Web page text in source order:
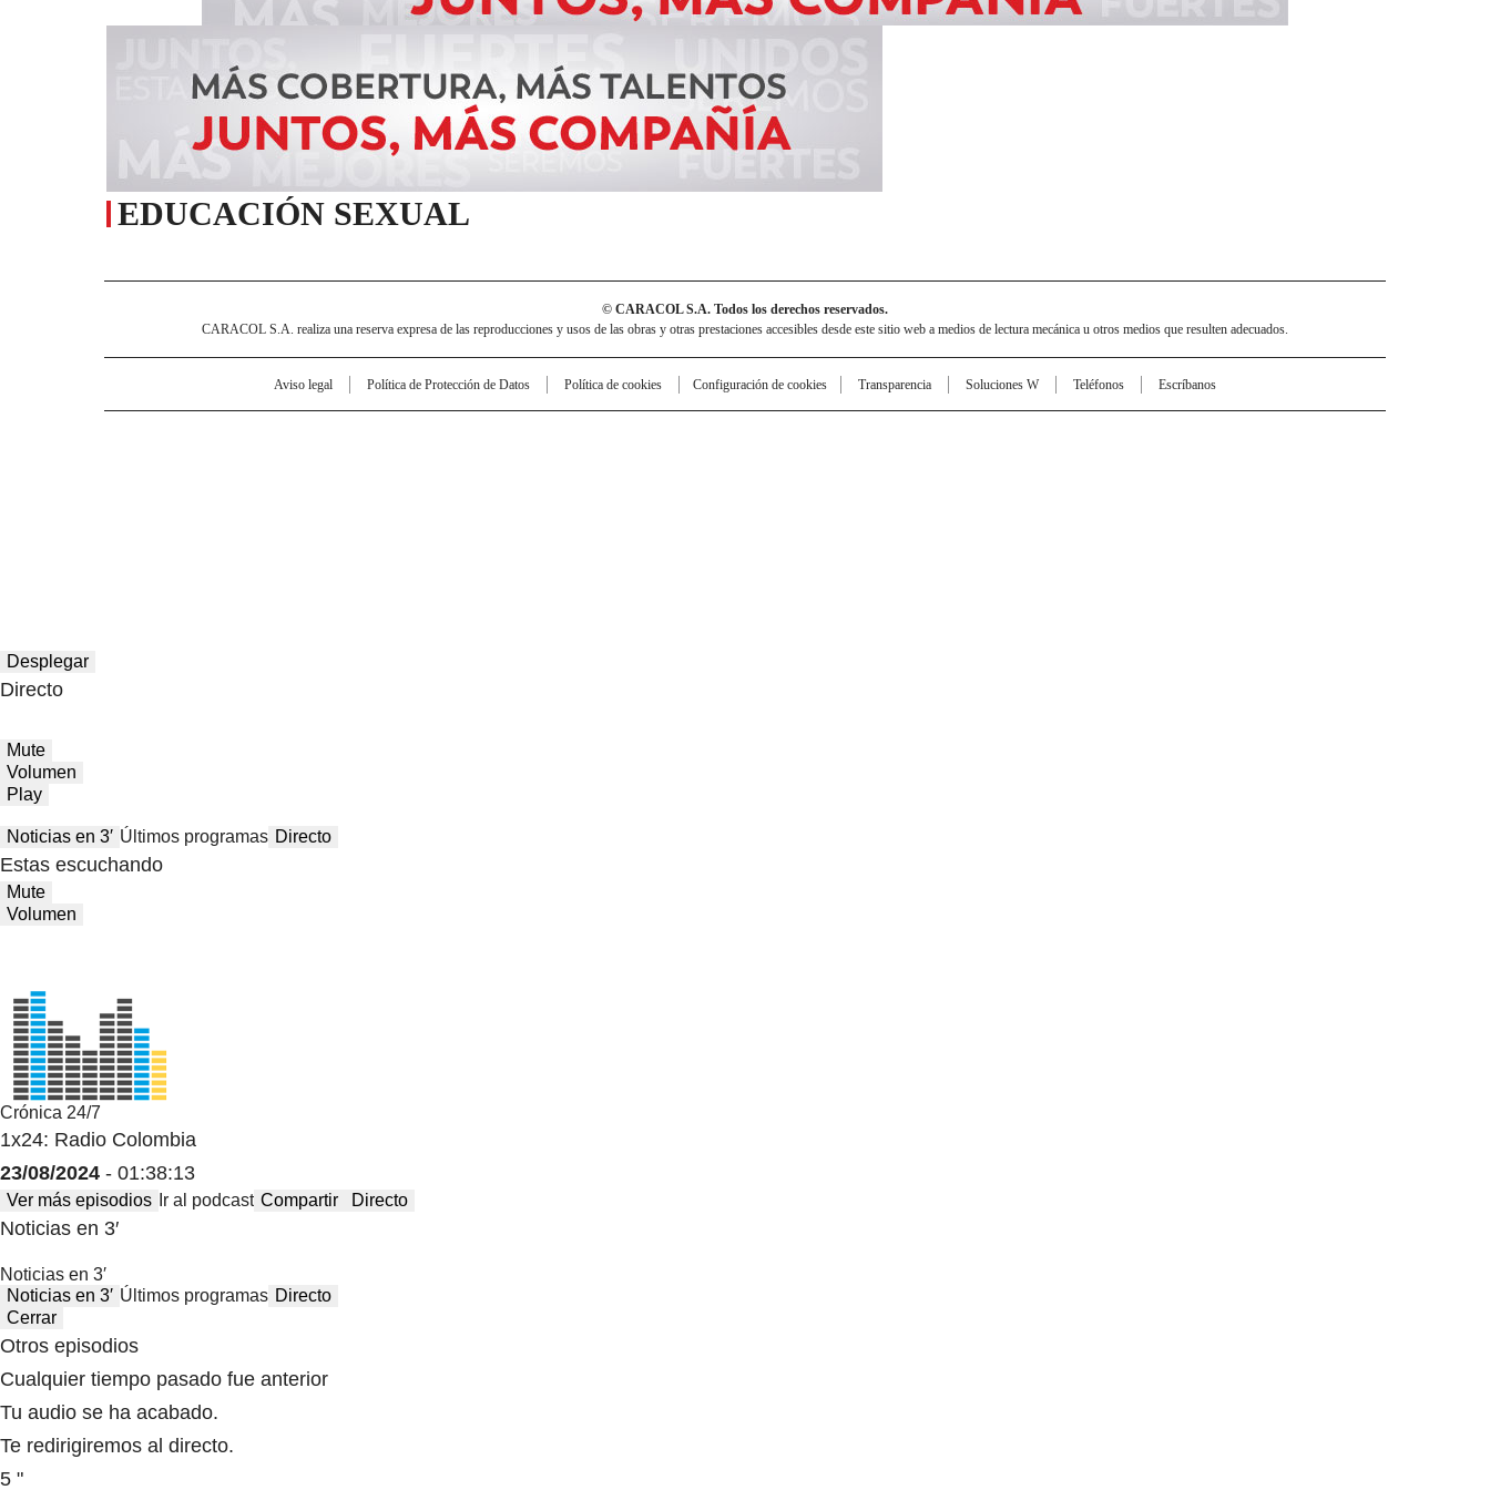
EDUCACIÓN SEXUAL
© CARACOL S.A. Todos los derechos reservados.
CARACOL S.A. realiza una reserva expresa de las reproducciones y usos de las obras y otras prestaciones accesibles desde este sitio web a medios de lectura mecánica u otros medios que resulten adecuados.
Aviso legal Política de Protección de Datos Política de cookies Configuración de cookies Transparencia Soluciones W Teléfonos Escríbanos
Desplegar
Directo
Mute
Volumen
Play
Noticias en 3′ Últimos programas Directo
Estas escuchando
Mute
Volumen
Crónica 24/7
1x24: Radio Colombia
23/08/2024 - 01:38:13
Ver más episodios Ir al podcast Compartir Directo
Noticias en 3′
Noticias en 3′
Noticias en 3′ Últimos programas Directo
Cerrar
Otros episodios
Cualquier tiempo pasado fue anterior
Tu audio se ha acabado.
Te redirigiremos al directo.
5 "